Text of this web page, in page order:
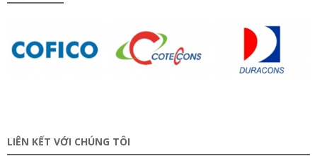
LIÊN KẾT VỚI CHÚNG TÔI